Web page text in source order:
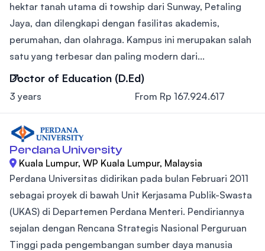
hektar tanah utama di towship dari Sunway, Petaling
Jaya, dan dilengkapi dengan fasilitas akademis,
perumahan, dan olahraga. Kampus ini merupakan salah
satu yang terbesar dan paling modern dari...
Doctor of Education (D.Ed)
3 years From Rp 167.924.617
Perdana University
Kuala Lumpur, WP Kuala Lumpur, Malaysia
Perdana Universitas didirikan pada bulan Februari 2011
sebagai proyek di bawah Unit Kerjasama Publik-Swasta
(UKAS) di Departemen Perdana Menteri. Pendiriannya
sejalan dengan Rencana Strategis Nasional Perguruan
Tinggi pada pengembangan sumber daya manusia